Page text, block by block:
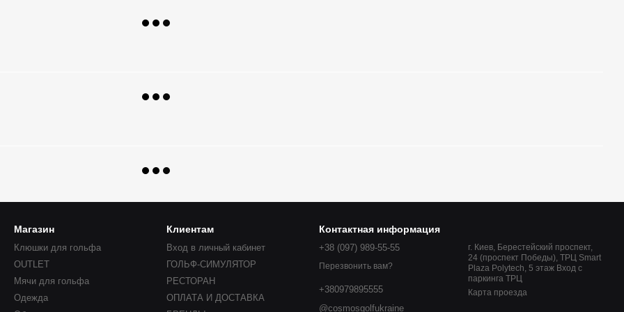
Магазин
Клюшки для гольфа
OUTLET
Мячи для гольфа
Одежда
Клиентам
Вход в личный кабинет
ГОЛЬФ-СИМУЛЯТОР
РЕСТОРАН
ОПЛАТА И ДОСТАВКА
Контактная информация
+38 (097) 989-55-55
Перезвонить вам?
+380979895555
@cosmosgolfukraine
г. Киев, Берестейский проспект,
24 (проспект Победы), ТРЦ Smart
Plaza Polytech, 5 этаж Вход с
паркинга ТРЦ
Карта проезда